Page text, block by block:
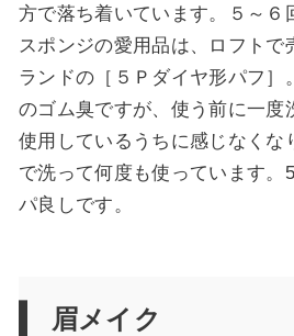
方で落ち着いています。５～６
スポンジの愛用品は、ロフトで
ランドの［５Ｐダイヤ形パフ］
のゴム臭ですが、使う前に一度
使用しているうちに感じなくな
で洗って何度も使っています。
パ良しです。
眉メイク